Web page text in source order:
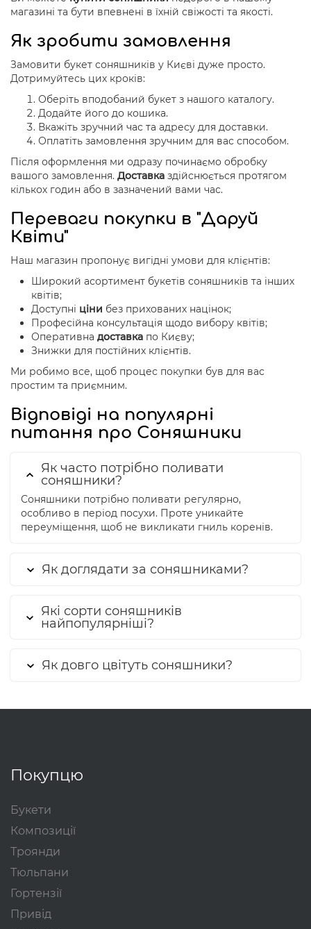
магазині та бути впевнені в їхній свіжості та якості.
Як зробити замовлення
Замовити букет соняшників у Києві дуже просто.
Дотримуйтесь цих кроків:
Оберіть вподобаний букет з нашого каталогу.
Додайте його до кошика.
Вкажіть зручний час та адресу для доставки.
Оплатіть замовлення зручним для вас способом.
Після оформлення ми одразу починаємо обробку
вашого замовлення. Доставка здійснюється протягом
кількох годин або в зазначений вами час.
Переваги покупки в "Даруй
Квіти"
Наш магазин пропонує вигідні умови для клієнтів:
Широкий асортимент букетів соняшників та інших
квітів;
Доступні ціни без прихованих націнок;
Професійна консультація щодо вибору квітів;
Оперативна доставка по Києву;
Знижки для постійних клієнтів.
Ми робимо все, щоб процес покупки був для вас
простим та приємним.
Відповіді на популярні
питання про Соняшники
Як часто потрібно поливати
соняшники?
Соняшники потрібно поливати регулярно,
особливо в період посухи. Проте уникайте
переуміщення, щоб не викликати гниль коренів.
Як доглядати за соняшниками?
Які сорти соняшників
найпопулярніші?
Як довго цвітуть соняшники?
Покупцю
Букети
Композиції
Троянди
Тюльпани
Гортензії
Привід